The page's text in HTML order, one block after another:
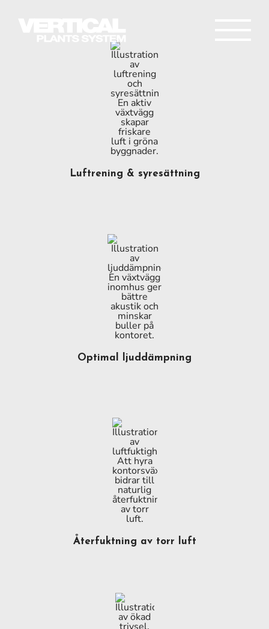
Luftrening & syresättning
Optimal ljuddämpning
Återfuktning av torr luft